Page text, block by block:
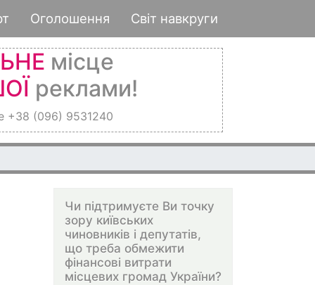
Оголошення Світ навкруги
місце
реклами!
+38 (096) 9531240
Чи підтримуєте Ви точку
зору київських
чиновників і депутатів,
що треба обмежити
фінансові витрати
місцевих громад України?